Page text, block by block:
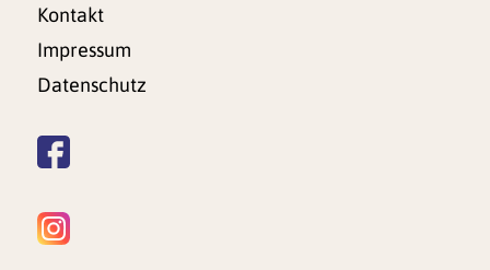
Kontakt
Impressum
Datenschutz